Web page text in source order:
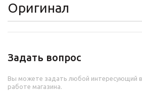
Оригинал
Задать вопрос
Вы можете задать любой интересующий
работе магазина.